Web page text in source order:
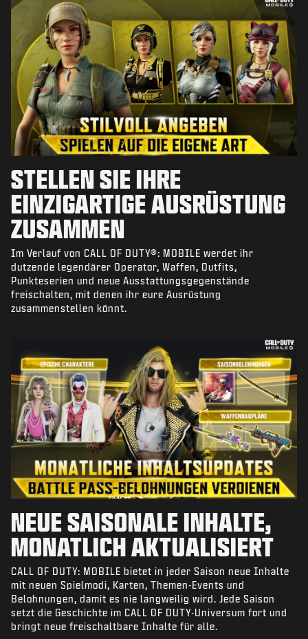
STELLEN SIE IHRE
EINZIGARTIGE AUSRÜSTUNG
ZUSAMMEN
Im Verlauf von CALL OF DUTY®: MOBILE werdet ihr
dutzende legendärer Operator, Waffen, Outfits,
Punkteserien und neue Ausstattungsgegenstände
freischalten, mit denen ihr eure Ausrüstung
zusammenstellen könnt.
NEUE SAISONALE INHALTE,
MONATLICH AKTUALISIERT
CALL OF DUTY: MOBILE bietet in jeder Saison neue Inhalte
mit neuen Spielmodi, Karten, Themen-Events und
Belohnungen, damit es nie langweilig wird. Jede Saison
setzt die Geschichte im CALL OF DUTY-Universum fort und
bringt neue freischaltbare Inhalte für alle.